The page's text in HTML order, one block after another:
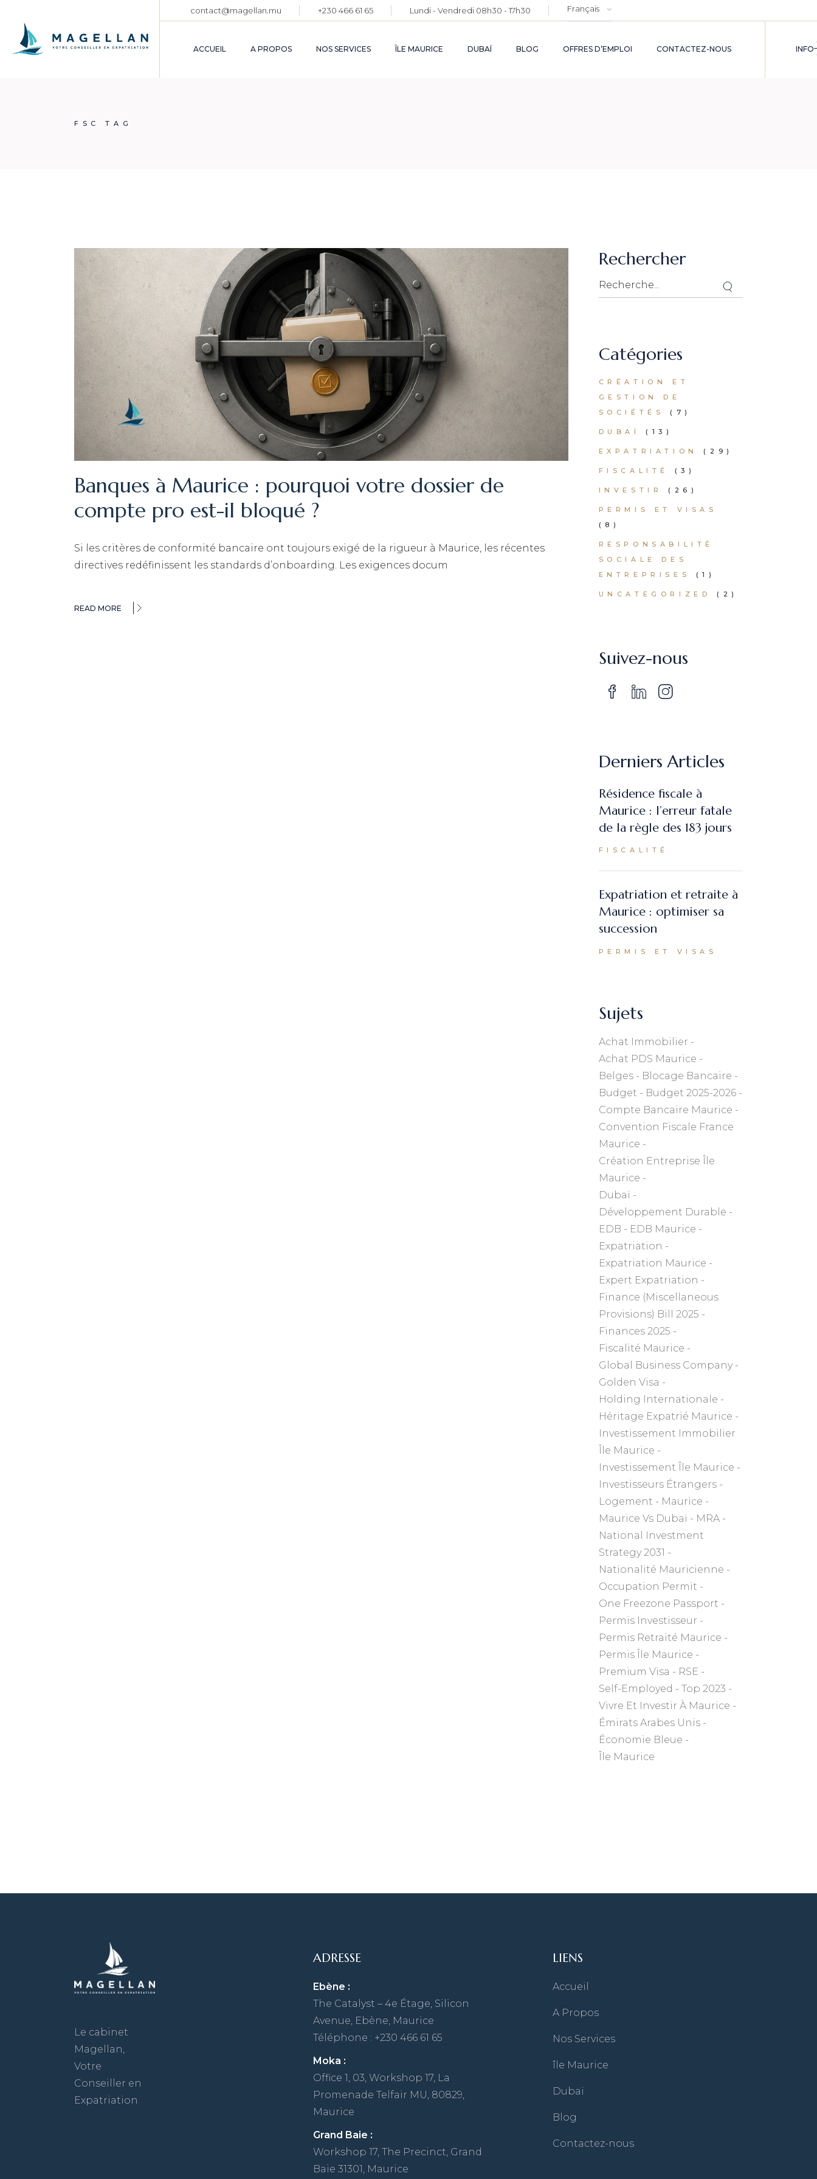
content
contact@magellan.mu +230 466 61 65 Lundi - Vendredi 08h30 - 17h30
Choisir
une
langue
ACCUEIL A PROPOS NOS SERVICES ÎLE MAURICE DUBAÏ BLOG OFFRES D’EMPLOI CONTACTEZ-NOUS INFO
RÉSIDENCE
FSC TAG
Banques à Maurice : pourquoi votre dossier de
compte pro est-il bloqué ?
Si les critères de conformité bancaire ont toujours exigé de la rigueur à Maurice, les récentes
directives redéfinissent les standards d’onboarding. Les exigences docum
READ MORE
Rechercher
Catégories
CRÉATION ET
GESTION DE
SOCIÉTÉS
(7)
DUBAÏ (13)
EXPATRIATION (29)
FISCALITÉ (3)
INVESTIR (26)
PERMIS ET VISAS
(8)
RESPONSABILITÉ
SOCIALE DES
ENTREPRISES
(1)
UNCATEGORIZED (2)
Suivez-nous
Derniers Articles
Résidence fiscale à
Maurice : l’erreur fatale
de la règle des 183 jours
FISCALITÉ
Expatriation et retraite à
Maurice : optimiser sa
succession
PERMIS ET VISAS
Sujets
Achat Immobilier
Achat PDS Maurice
Belges
Blocage Bancaire
Budget
Budget 2025-2026
Compte Bancaire Maurice
Convention Fiscale France
Maurice
Création Entreprise Île
Maurice
Dubaï
Développement Durable
EDB
EDB Maurice
Expatriation
Expatriation Maurice
Expert Expatriation
Finance (Miscellaneous
Provisions) Bill 2025
Finances 2025
Fiscalité Maurice
Global Business Company
Golden Visa
Holding Internationale
Héritage Expatrié Maurice
Investissement Immobilier
Île Maurice
Investissement Île Maurice
Investisseurs Étrangers
Logement
Maurice
Maurice Vs Dubaï
MRA
National Investment
Strategy 2031
Nationalité Mauricienne
Occupation Permit
One Freezone Passport
Permis Investisseur
Permis Retraité Maurice
Permis Île Maurice
Premium Visa
RSE
Self-Employed
Top 2023
Vivre Et Investir À Maurice
Émirats Arabes Unis
Économie Bleue
Île Maurice
Le cabinet
Magellan,
Votre
Conseiller en
Expatriation
ADRESSE
Ebène :
The Catalyst – 4e Étage, Silicon
Avenue, Ebène, Maurice
Téléphone : +230 466 61 65
Moka :
Office 1, 03, Workshop 17, La
Promenade Telfair MU, 80829,
Maurice
Grand Baie :
Workshop 17, The Precinct, Grand
Baie 31301, Maurice
LIENS
Accueil
A Propos
Nos Services
île Maurice
Dubaï
Blog
Contactez-nous